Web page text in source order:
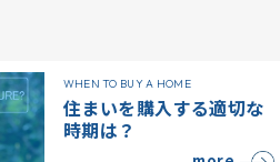
WHEN TO BUY A HOME
住まいを購入する適切な
時期は？